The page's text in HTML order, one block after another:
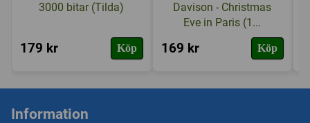
3000 bitar (Tilda)
179 kr Köp
Davison - Christmas
Eve in Paris (1...
169 kr Köp
Information